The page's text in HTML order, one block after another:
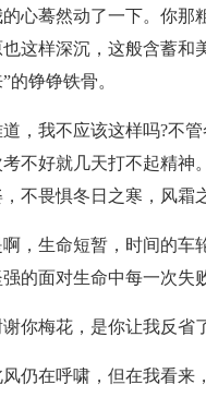
的心蓦然动了一下。你那
这样深沉，这般含蓄和
的铮铮铁骨。
道，我不应该这样吗?不
考不好就几天打不起精神
不畏惧冬日之寒，风霜
啊，生命短暂，时间的车
强的面对生命中每一次失
你梅花，是你让我反省
仍在呼啸，但在我看来